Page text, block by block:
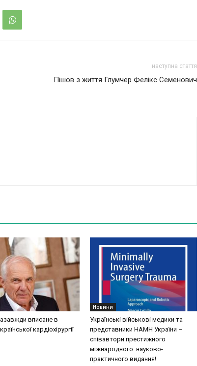
наступна стаття
Пішов з життя Глумчер Фелікс Семенович
вписане в
кардіохірургії
Новини
Українські військові медики та
представники НАМН України –
співавтори престижного
міжнародного науково-
практичного видання!